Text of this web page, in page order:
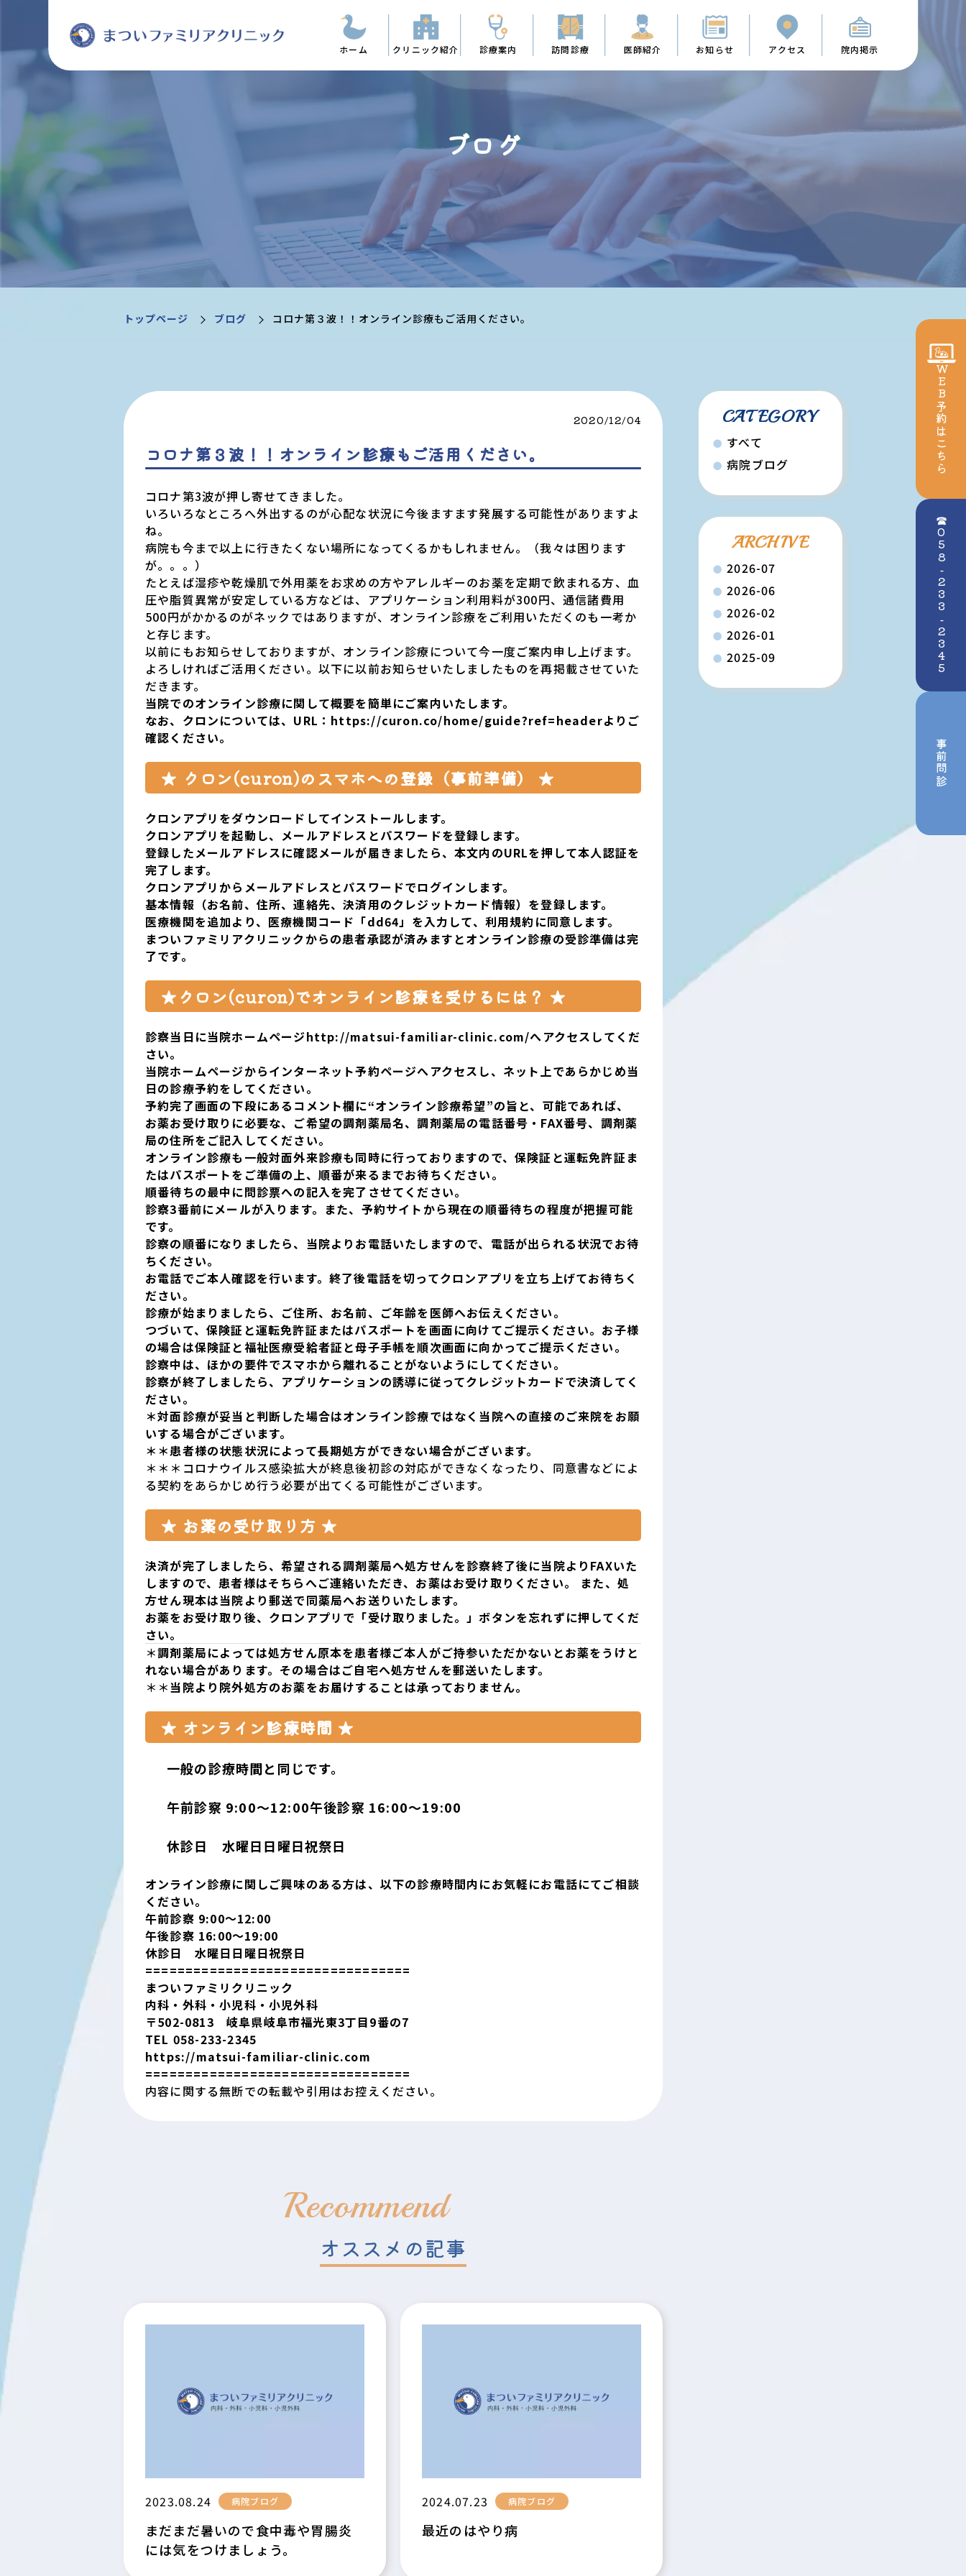
ホーム クリニック紹介 診療案内 訪問診療 医師紹介 お知らせ アクセス 院内掲示
ブログ
トップページ ブログ コロナ第３波！！オンライン診療もご活用ください。
2020/12/04
コロナ第３波！！オンライン診療もご活用ください。
コロナ第3波が押し寄せてきました。
いろいろなところへ外出するのが心配な状況に今後ますます発展する可能性がありますよ
ね。
病院も今まで以上に行きたくない場所になってくるかもしれません。（我々は困ります
が。。。）
たとえば湿疹や乾燥肌で外用薬をお求めの方やアレルギーのお薬を定期で飲まれる方、血
圧や脂質異常が安定している方などは、アプリケーション利用料が300円、通信諸費用
500円がかかるのがネックではありますが、オンライン診療をご利用いただくのも一考か
と存じます。
以前にもお知らせしておりますが、オンライン診療について今一度ご案内申し上げます。
よろしければご活用ください。以下に以前お知らせいたしましたものを再掲載させていた
だきます。
当院でのオンライン診療に関して概要を簡単にご案内いたします。
なお、クロンについては、URL： https://curon.co/home/guide?ref=headerよりご
確認ください。
★ クロン(curon)のスマホへの登録（事前準備） ★
クロンアプリ をダウンロードしてインストールします。
クロンアプリ を起動し、 メールアドレス とパスワードを登録します。
登録したメールアドレスに確認メールが届きましたら、本文内のURLを押して本人認証を
完了します。
クロン アプリ から メールアドレスとパスワードでログイン します。
基本情報（お名前、住所、連絡先、決済用のクレジットカード情報） を登録します。
医療機関を追加より、医療機関コード 「dd64」 を入力して、利用規約に同意します。
まつい ファミリアクリニックからの患者承認が済みますとオンライン診療の受診準備は完
了です。
★ クロン(curon)でオンライン診療を受けるには？ ★
診察当日に当院ホームページhttp://matsui-familiar-clinic.com/へアクセスしてくだ
さい。
当院ホームページからインターネット予約ページへアクセス し、ネット上であらかじめ当
日の診療予約をしてください。
予約完了画面の下段にある コメント欄に“オンライン診療希望”の旨と、可能であれば、
お薬お受け取りに必要な、 ご希望の調剤薬局名、調剤薬局の電話番号・ FAX番号、調剤薬
局の住所をご記入 してください。
オンライン診療も一般対面外来診療も同時に行っておりますので、保険証 と運転免許証 ま
たはパスポートをご準備の上、 順番が来るまでお待ちください。
順番待ちの最中に問診票への記入を完了 させてください。
診察3番前にメールが入ります。また、予約サイトから現在の順番待ちの程度が把握可能
です。
診察の順番になりましたら、 当院よりお電話いたしますので、電話が出られる状況でお待
ちください。
お電話でご本人確認を行います。終了後電話を切ってクロンアプリ を立ち上げてお待ちく
ださい。
診療が始まりましたら、 ご住所、お名前、ご年齢を医師へお伝えください。
つづいて、 保険証 と運転免許証 またはパスポートを画面に向けてご提示ください。 お子様
の場合は保険証と福祉医療受給者証と母子手帳を順次画面に向かってご提示ください。
診察中は、ほかの要件でスマホから離れることがないようにしてください。
診察が終了 しましたら、 アプリケーションの誘導に従ってクレジットカードで決済してく
ださい。
＊対面診療が妥当と判断した場合はオンライン診療ではなく当院への直接のご来院をお願
いする場合がございます。
＊＊患者様の状態状況によって長期処方ができない場合がございます。
＊＊＊コロナウイルス感染拡大が終息後初診の対応ができなくなったり、同意書などによ
る契約をあらかじめ行う必要が出てくる可能性がございます。
★ お薬の受け取り方 ★
決済が完了しましたら、希望される調剤薬局へ処方せんを診察終了後に当院より FAXいた
しますので、患者様はそちらへご連絡いただき、お薬はお受け取りください。 また、処
方せん現本は当院より郵送で同薬局へお送りいたします。
お薬をお受け取り後、 クロンアプリ で 「受け取りました。」ボタンを忘れずに押してくだ
さい。
＊調剤薬局によっては処方せん原本を患者様ご本人がご持参いただかないとお薬をうけと
れない場合があります。その場合はご自宅へ処方せんを郵送いたします。
＊＊当院より院外処方のお薬をお届けすることは承っておりません。
★ オンライン診療時間 ★
一般の診療時間と同じです。
午前診察 9:00〜12:00午後診察 16:00〜19:00
休診日 水曜日日曜日祝祭日
オンライン診療に関しご興味のある方は、以下の診療時間内にお気軽にお電話にてご相談
ください。
午前診察 9:00〜12:00
午後診察 16:00〜19:00
休診日 水曜日日曜日祝祭日
=================================
まついファミリクリニック
内科・外科・小児科・小児外科
〒502-0813 岐阜県岐阜市福光東3丁目9番の7
TEL 058-233-2345
https://matsui-familiar-clinic.com
=================================
内容に関する無断での転載や引用はお控えください。
Recommend
オススメの記事
2023.08.24 病院ブログ
まだまだ暑いので食中毒や胃腸炎
には気をつけましょう。
2024.07.23 病院ブログ
最近のはやり病
CATEGORY
すべて
病院ブログ
ARCHIVE
2026-07
2026-06
2026-02
2026-01
2025-09
WEB予約
はこちら
☎058-233-2345
事前問診